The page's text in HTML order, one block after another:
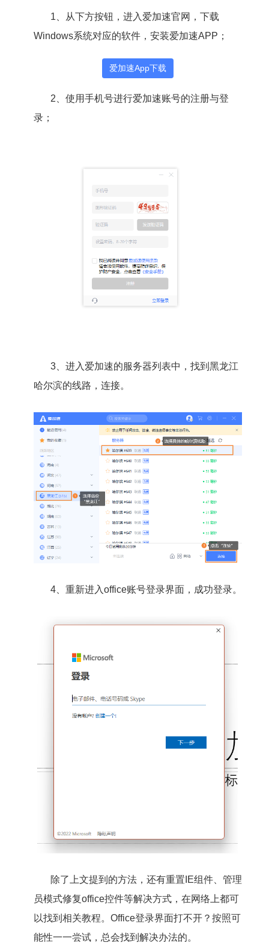
1、从下方按钮，进入爱加速官网，下载
Windows系统对应的软件，安装爱加速APP；
爱加速App下载
2、使用手机号进行爱加速账号的注册与登
录；
3、进入爱加速的服务器列表中，找到黑龙江
哈尔滨的线路，连接。
4、重新进入office账号登录界面，成功登录。
除了上文提到的方法，还有重置IE组件、管理
员模式修复office控件等解决方式，在网络上都可
以找到相关教程。Office登录界面打不开？按照可
能性一一尝试，总会找到解决办法的。